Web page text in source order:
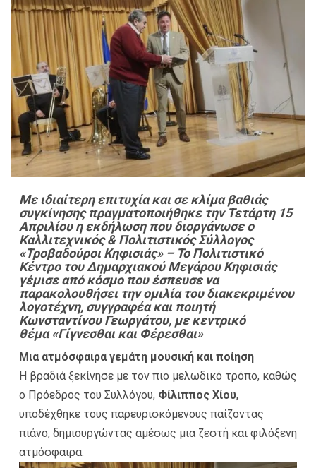
Με ιδιαίτερη επιτυχία και σε κλίμα βαθιάς
συγκίνησης πραγματοποιήθηκε την Τετάρτη 15
Απριλίου η εκδήλωση που διοργάνωσε ο
Καλλιτεχνικός & Πολιτιστικός Σύλλογος
«Τροβαδούροι Κηφισιάς» – Το Πολιτιστικό
Κέντρο του Δημαρχιακού Μεγάρου Κηφισιάς
γέμισε από κόσμο που έσπευσε να
παρακολουθήσει την ομιλία του διακεκριμένου
λογοτέχνη, συγγραφέα και ποιητή
Κωνσταντίνου Γεωργάτου, με κεντρικό
θέμα«Γίγνεσθαι και Φέρεσθαι»
Μια ατμόσφαιρα γεμάτη μουσική και ποίηση
Η βραδιά ξεκίνησε με τον πιο μελωδικό τρόπο, καθώς
ο Πρόεδρος του Συλλόγου, Φίλιππος Χίου,
υποδέχθηκε τους παρευρισκόμενους παίζοντας
πιάνο, δημιουργώντας αμέσως μια ζεστή και φιλόξενη
ατμόσφαιρα.